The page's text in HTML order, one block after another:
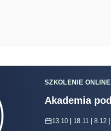
SZKOLENIE ONLINE
Akademia
13.10 | 18.11 | 8.12